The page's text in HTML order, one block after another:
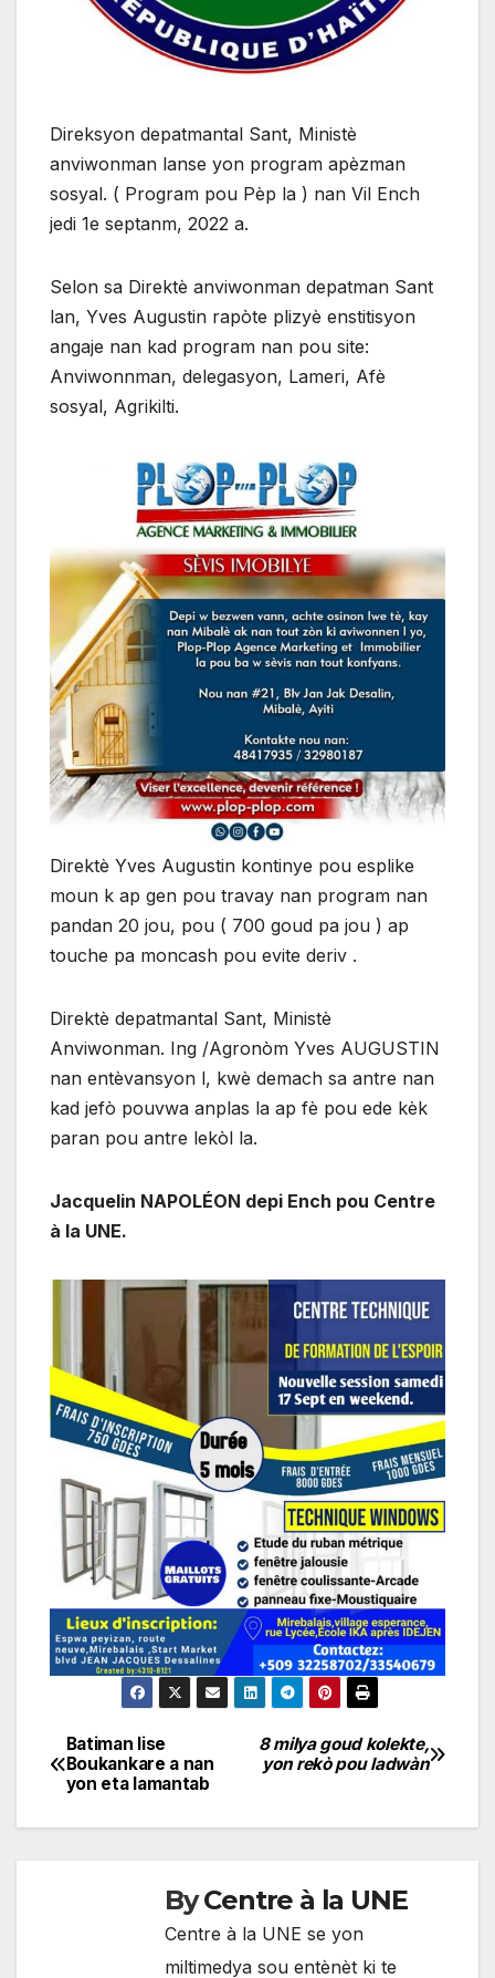
Direksyon depatmantal Sant, Ministè
anviwonman lanse yon program apèzman
sosyal. ( Program pou Pèp la ) nan Vil Ench
jedi 1e septanm, 2022 a.
Selon sa Direktè anviwonman depatman Sant
lan, Yves Augustin rapòte plizyè enstitisyon
angaje nan kad program nan pou site:
Anviwonnman, delegasyon, Lameri, Afè
sosyal, Agrikilti.
Direktè Yves Augustin kontinye pou esplike
moun k ap gen pou travay nan program nan
pandan 20 jou, pou ( 700 goud pa jou ) ap
touche pa moncash pou evite deriv .
Direktè depatmantal Sant, Ministè
Anviwonman. Ing /Agronòm Yves AUGUSTIN
nan entèvansyon l, kwè demach sa antre nan
kad jefò pouvwa anplas la ap fè pou ede kèk
paran pou antre lekòl la.
Jacquelin NAPOLÉON depi Ench pou Centre
à la UNE.
Navigation
de
8 milya goud kolekte,
yon rekò pou ladwàn
Batiman lise
Boukankare a nan
yon eta lamantab
ByCentre à la UNE
Centre à la UNE se yon
miltimedya sou entènèt ki te